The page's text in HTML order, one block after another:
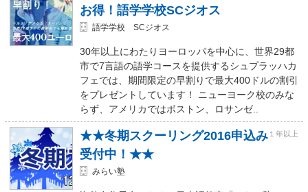
お得！語学学校SCジオス
語学学校 SCジオス
30年以上にわたりヨーロッパを中心に、世界29都
市で7言語の語学コースを提供するシュプラッハカ
フェでは、期間限定の早割りで最大400ドルの割引
をプレゼントしています！ ニューヨーク校のみな
らず、アメリカではボストン、ロサンゼ..
★★冬期スクーリング2016申込み
受付中！★★
１年以上
みらい塾